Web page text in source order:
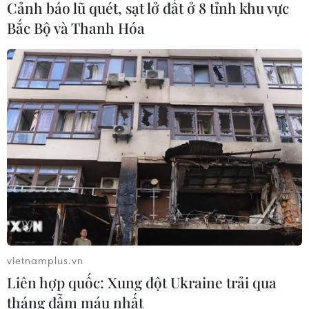
Nâng cao hiệu quả đấu tranh phòng,
chống tội phạm và vi phạm pháp luật
06/08/2026 04:13
Đắk Lắk tháo gỡ khó khăn, đảm bảo
đủ sách giáo khoa cho năm học mới
Cảnh báo thủ đoạn lừa đảo đưa lao
động thời vụ sang Hàn Quốc
Cảnh báo lũ quét, sạt lở đất ở 8 tỉnh khu vực
Bắc Bộ và Thanh Hóa
vietnamplus.vn
Liên hợp quốc: Xung đột Ukraine trải qua
tháng đẫm máu nhất